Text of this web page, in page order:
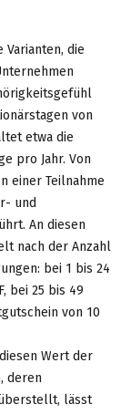
die
von
etwa die
pro Jahr. Von
einer Teilnahme
und
An diesen
nach der Anzahl
bei 1 bis 24
bei 25 bis 49
von 10
Wert der
deren
lässt